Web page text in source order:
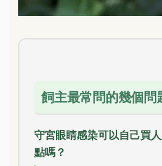
飼主最常問的幾個問
守宮眼睛感染可以自己買
點嗎？